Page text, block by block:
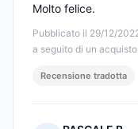
Pubblicato il 29/12/
a seguito di un
Molto felice.
Recensione tradotta